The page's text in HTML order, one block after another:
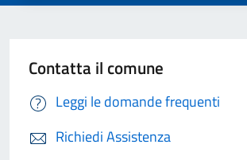
Contatta il comune
Leggi le domande frequenti
Richiedi Assistenza